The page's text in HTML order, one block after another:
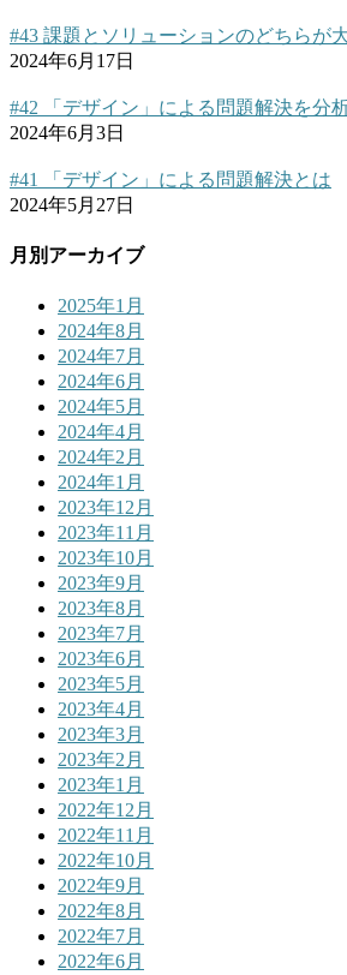
#43 課題とソリューションのどちらが
2024年6月17日
#42 「デザイン」による問題解決を分
2024年6月3日
#41 「デザイン」による問題解決とは
2024年5月27日
月別アーカイブ
2025年1月
2024年8月
2024年7月
2024年6月
2024年5月
2024年4月
2024年2月
2024年1月
2023年12月
2023年11月
2023年10月
2023年9月
2023年8月
2023年7月
2023年6月
2023年5月
2023年4月
2023年3月
2023年2月
2023年1月
2022年12月
2022年11月
2022年10月
2022年9月
2022年8月
2022年7月
2022年6月